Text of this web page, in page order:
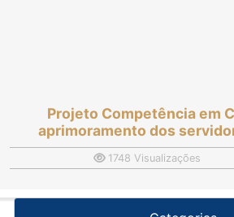
Projeto Competência em
aprimoramento dos
1748 Visualizações